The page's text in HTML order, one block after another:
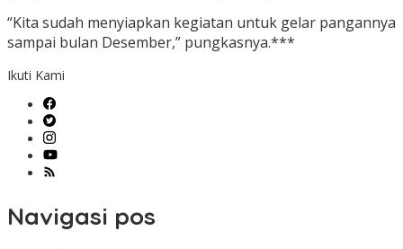
“Kita sudah menyiapkan kegiatan untuk gelar pangannya
sampai bulan Desember,” pungkasnya.***
Ikuti Kami
Navigasi pos